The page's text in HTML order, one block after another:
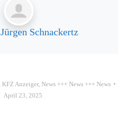
Jürgen Schnackertz
KFZ Anzeiger, News +++ News +++ News
April 23, 2025